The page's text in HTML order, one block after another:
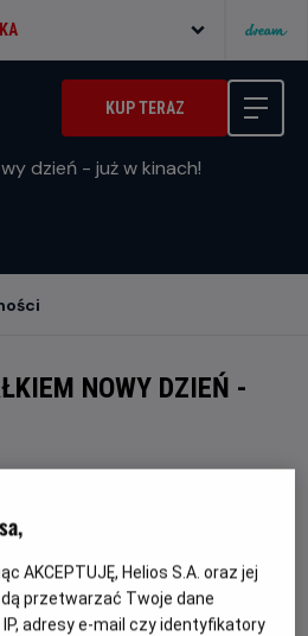
KUP TERAZ
NOWY DZIEŃ -
w jego najbardziej
na wyczekiwaną
Hollandem w roli głównej.
AKCEPTUJĘ, Helios S.A. oraz jej
przetwarzać Twoje dane
adresy e-mail czy identyfikatory